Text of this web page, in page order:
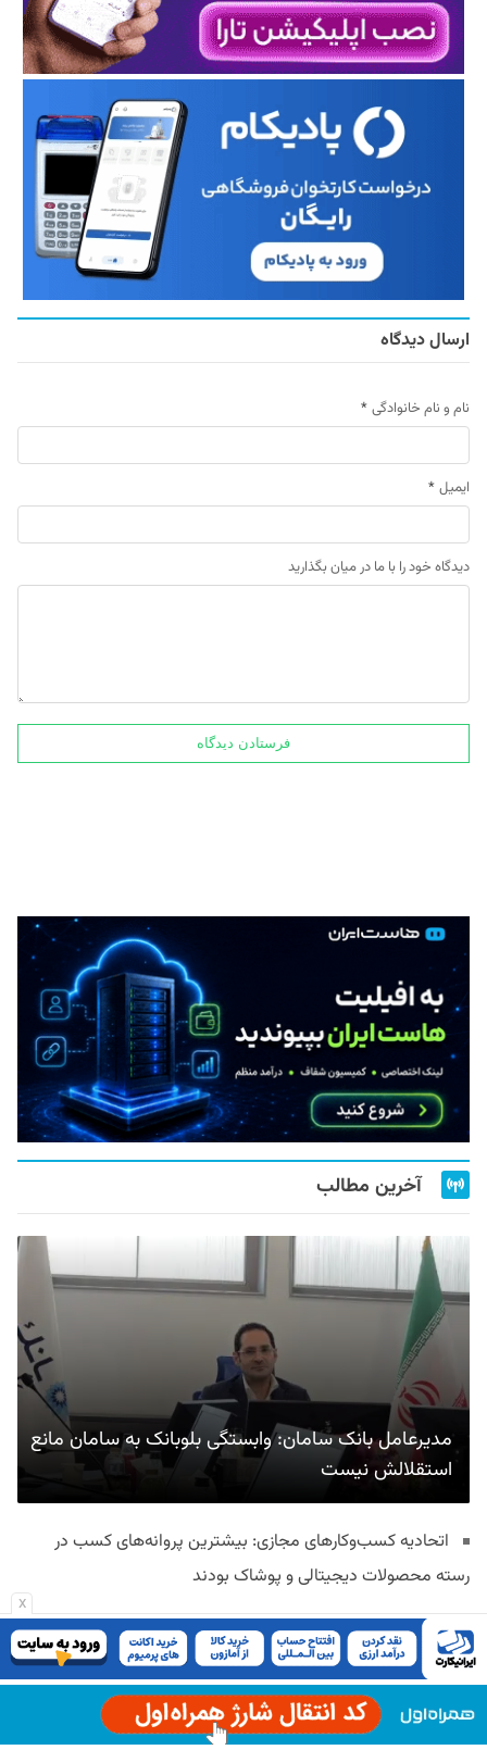
x
ارسال دیدگاه
نام و نام خانوادگی *
ایمیل *
دیدگاه خود را با ما در میان بگذارید
آخرین مطالب
مدیرعامل بانک سامان: وابستگی بلوبانک به سامان مانع
استقلالش نیست
اتحادیه کسب‌وکارهای مجازی: بیشترین پروانه‌های کسب در
رسته محصولات دیجیتالی و پوشاک بودند
«تکو» برای تسویه مطالبات تامین اجتماعی راه‌اندازی شد
رئیس سازمان نظام صنفی رایانه‌ای کشور: ارز تجهیزات زیرساخت
فناوری بیش از یک سال است تامین نشده